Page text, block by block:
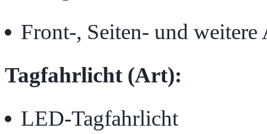
Front-, Seiten- und weitere
Tagfahrlicht (Art):
LED-Tagfahrlicht